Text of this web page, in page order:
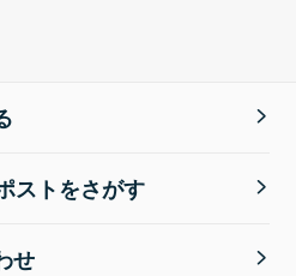
ストをさがす
せ